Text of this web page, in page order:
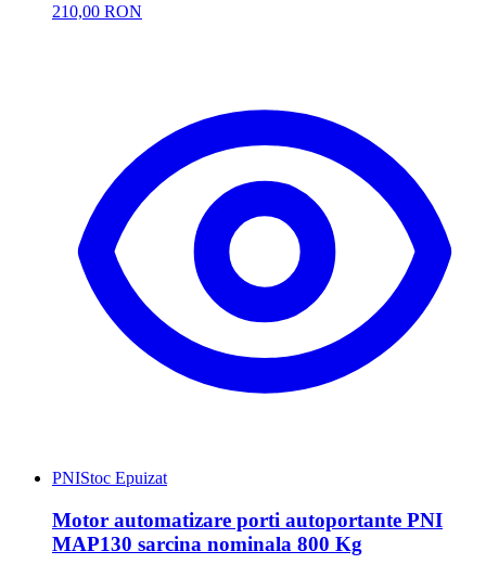
210,00 RON
PNIStoc Epuizat
Motor automatizare porti autoportante PNI
MAP130 sarcina nominala 800 Kg